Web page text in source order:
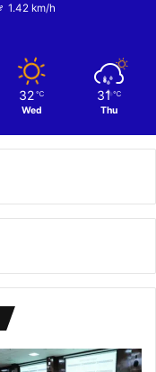
1.42 km/h
32 ℃
Wed
31 ℃
Thu